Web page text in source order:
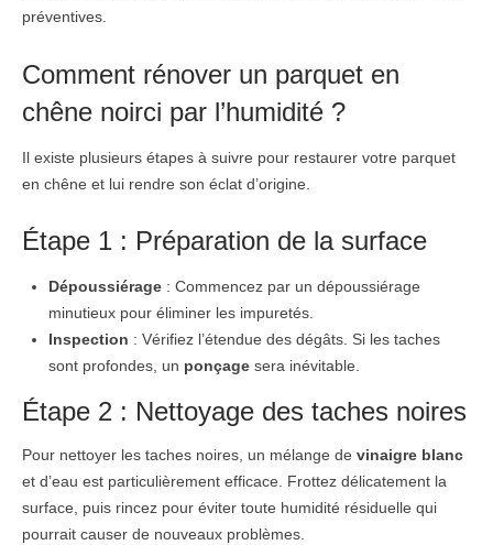
préventives.
Comment rénover un parquet en
chêne noirci par l’humidité ?
Il existe plusieurs étapes à suivre pour restaurer votre parquet
en chêne et lui rendre son éclat d’origine.
Étape 1 : Préparation de la surface
Dépoussiérage : Commencez par un dépoussiérage
minutieux pour éliminer les impuretés.
Inspection : Vérifiez l’étendue des dégâts. Si les taches
sont profondes, un ponçage sera inévitable.
Étape 2 : Nettoyage des taches noires
Pour nettoyer les taches noires, un mélange de vinaigre blanc
et d’eau est particulièrement efficace. Frottez délicatement la
surface, puis rincez pour éviter toute humidité résiduelle qui
pourrait causer de nouveaux problèmes.